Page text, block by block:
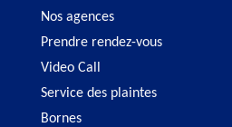
Nos agences
Prendre rendez-vous
Video Call
Service des plaintes
Bornes